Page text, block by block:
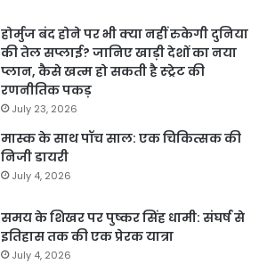
होर्मुज बंद होने पर भी क्या नहीं रुकेगी दुनिया
की तेल सप्लाई? जानिए खाड़ी देशों का नया
प्लान, कैसे खत्म हो सकती है स्ट्रेट की
रणनीतिक पकड़
July 23, 2026
मास्क के साथ पॉच साल: एक चिकित्सक की
निजी डायरी
July 4, 2026
समय के शिखर पर पुष्कर सिंह धामी: संघर्ष से
इतिहास तक की एक प्रेरक यात्रा
July 4, 2026